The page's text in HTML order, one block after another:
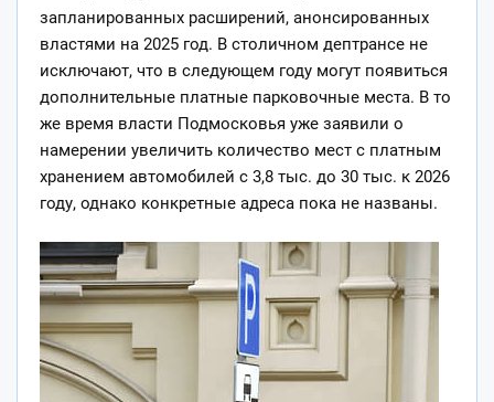
запланированных расширений, анонсированных
властями на 2025 год. В столичном дептрансе не
исключают, что в следующем году могут появиться
дополнительные платные парковочные места. В то
же время власти Подмосковья уже заявили о
намерении увеличить количество мест с платным
хранением автомобилей с 3,8 тыс. до 30 тыс. к 2026
году, однако конкретные адреса пока не названы.